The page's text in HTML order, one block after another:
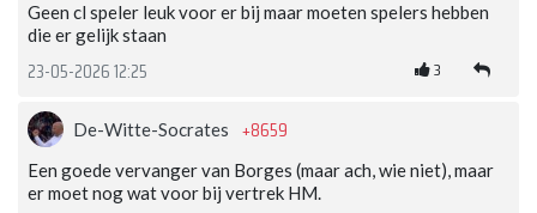
Geen cl speler leuk voor er bij maar moeten spelers hebben
die er gelijk staan
23-05-2026 12:25 3
De-Witte-Socrates +8659
Een goede vervanger van Borges (maar ach, wie niet), maar
er moet nog wat voor bij vertrek HM.